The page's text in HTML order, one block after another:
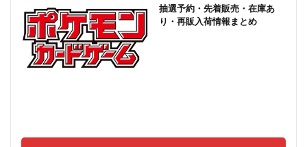
抽選予約・先着販売・在庫あ
り・再販入荷情報まとめ